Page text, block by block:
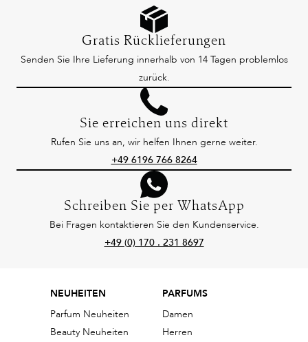
Gratis Rücklieferungen
Senden Sie Ihre Lieferung innerhalb von 14 Tagen problemlos
zurück.
Sie erreichen uns direkt
Rufen Sie uns an, wir helfen Ihnen gerne weiter.
+49 6196 766 8264
Schreiben Sie per WhatsApp
Bei Fragen kontaktieren Sie den Kundenservice.
+49 (0) 170 . 231 8697
NEUHEITEN
Parfum Neuheiten
Beauty Neuheiten
PARFUMS
Damen
Herren